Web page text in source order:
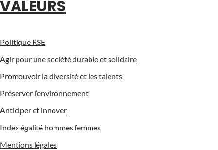
VALEURS
Politique RSE
Agir pour une société durable et solidaire
Promouvoir la diversité et les talents
Préserver l’environnement
Anticiper et innover
Index égalité hommes femmes
Mentions légales